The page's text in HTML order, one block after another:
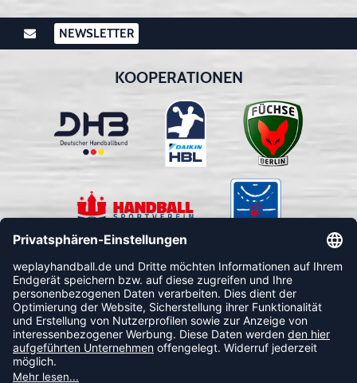
NEWSLETTER
KOOPERATIONEN
FOLLOW US